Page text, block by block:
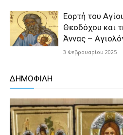
Εορτή του
Θεοδόχου και
Άννας –
3 Φεβρουαρίου 2025
ΔΗΜΟΦΙΛΗ